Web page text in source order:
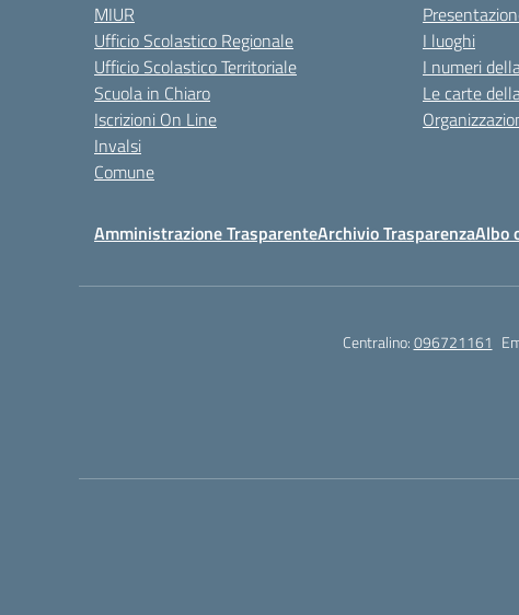
MIUR
Ufficio Scolastico Regionale
Ufficio Scolastico Territoriale
Scuola in Chiaro
Iscrizioni On Line
Invalsi
Comune
I luoghi
I numeri
Le carte
Amministrazione TrasparenteArchivio TrasparenzaAlbo
Centralino:096721161